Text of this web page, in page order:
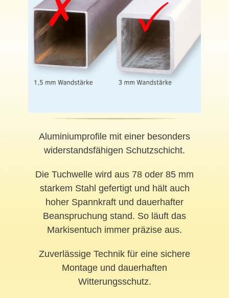
Aluminiumprofile mit einer besonders
widerstandsfähigen Schutzschicht.
Die Tuchwelle wird aus 78 oder 85 mm
starkem Stahl gefertigt und hält auch
hoher Spannkraft und dauerhafter
Beanspruchung stand. So läuft das
Markisentuch immer präzise aus.
Zuverlässige Technik für eine sichere
Montage und dauerhaften
Witterungsschutz.